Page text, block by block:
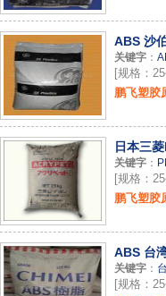
ABS 沙
关键字 ：
[规格：
鹏飞塑胶
日本三
关键字 ：
[规格：
鹏飞塑胶
ABS 台
关键字 ：
[规格：